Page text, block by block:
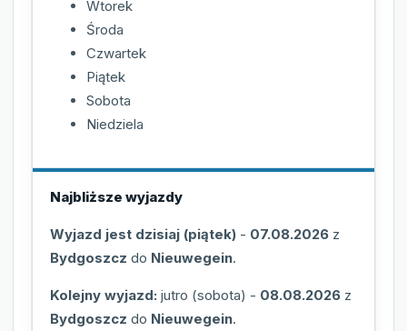
Wtorek
Środa
Czwartek
Piątek
Sobota
Niedziela
Najbliższe wyjazdy
Wyjazd jest dzisiaj (piątek) - 07.08.2026 z
Bydgoszcz do Nieuwegein.
Kolejny wyjazd: jutro (sobota) - 08.08.2026 z
Bydgoszcz do Nieuwegein.